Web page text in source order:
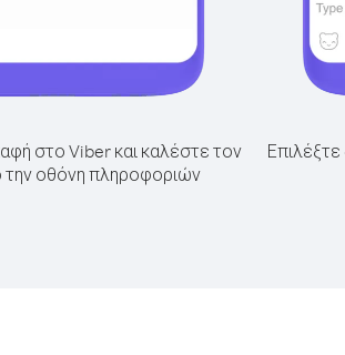
στο Viber και καλέστε τον
την οθόνη πληροφοριών